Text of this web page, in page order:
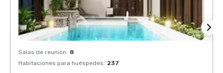
Salas de reunión: 8
Habitaciones para huéspedes: 237